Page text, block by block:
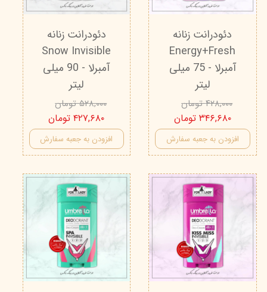
دئودرانت زنانه
Energy+Fresh
آمبرلا - 75 میلی
لیتر
۴۲۸,۰۰۰ تومان
۳۴۶,۶۸۰ تومان
افزودن به جعبه سفارش
دئودرانت زنانه
Snow Invisible
آمبرلا - 90 میلی
لیتر
۵۲۸,۰۰۰ تومان
۴۲۷,۶۸۰ تومان
افزودن به جعبه سفارش